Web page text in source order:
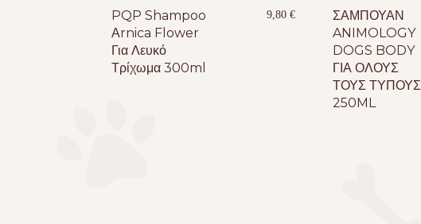
PQP Shampoo
Αrnica Flower
Για Λευκό
Τρίχωμα 300ml
9,80€
ΣΑΜΠΟΥΑΝ
ANIMOLOGY
DOGS BODY
ΓΙΑ ΟΛΟΥΣ
ΤΟΥΣ ΤΥΠΟΥΣ
250ML